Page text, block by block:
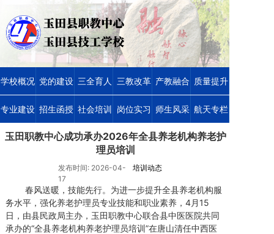
学校概况 党的建设 三全育人 三教改革 产教融合 质量提升
专业建设 招生函授 社会培训 岗位实习 师生风采 航天专栏
玉田职教中心成功承办2026年全县养老机构养老护
理员培训
培训动态
发布时间: 2026-04-
17
春风送暖，技能先行。为进一步提升全县养老机构服
务水平，强化养老护理员专业技能和职业素养，4月15
日，由县民政局主办，玉田职教中心联合县中医医院共同
承办的“全县养老机构养老护理员培训”在唐山清任中西医